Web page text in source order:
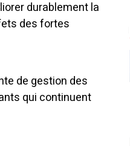
durablement la
des fortes
de gestion des
qui continuent